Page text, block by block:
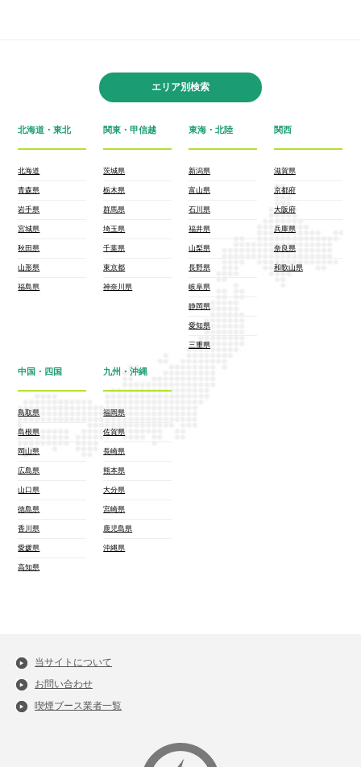
エリア別検索
北海道・東北
北海道
青森県
岩手県
宮城県
秋田県
山形県
福島県
関東・甲信越
茨城県
栃木県
群馬県
埼玉県
千葉県
東京都
神奈川県
東海・北陸
新潟県
富山県
石川県
福井県
山梨県
長野県
岐阜県
静岡県
愛知県
三重県
関西
滋賀県
京都府
大阪府
兵庫県
奈良県
和歌山県
中国・四国
鳥取県
島根県
岡山県
広島県
山口県
徳島県
香川県
愛媛県
高知県
九州・沖縄
福岡県
佐賀県
長崎県
熊本県
大分県
宮崎県
鹿児島県
沖縄県
当サイトについて
お問い合わせ
喫煙ブース業者一覧